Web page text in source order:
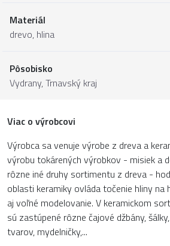
Materiál
drevo, hlina
Pôsobisko
Vydrany,Trnavský kraj
Viac o výrobcovi
Výrobca sa venuje výrobe z dreva a
výrobu tokárených výrobkov - misiek a
rôzne iné druhy sortimentu z dreva -
oblasti keramiky ovláda točenie hliny na
aj voľné modelovanie. V keramickom
sú zastúpené rôzne čajové džbány,
tvarov, mydelničky,...